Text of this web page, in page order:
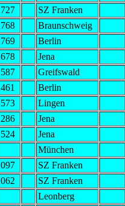
SZ Franken
Braunschweig
Berlin
Jena
Greifswald
Berlin
Lingen
Jena
Jena
München
SZ Franken
SZ Franken
Leonberg